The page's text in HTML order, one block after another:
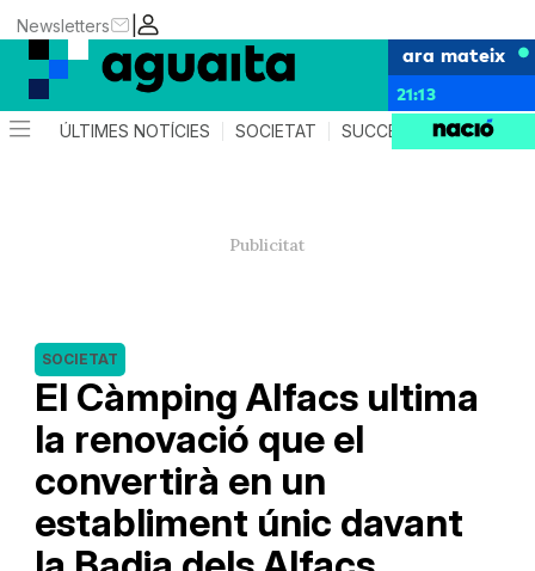
|
Newsletters
ara mateix
21:13
ÚLTIMES NOTÍCIES SOCIETAT SUCCESSOS AGENDA
El Càmping Alfacs ultima
la renovació que el
convertirà en un
establiment únic davant
SOCIETAT